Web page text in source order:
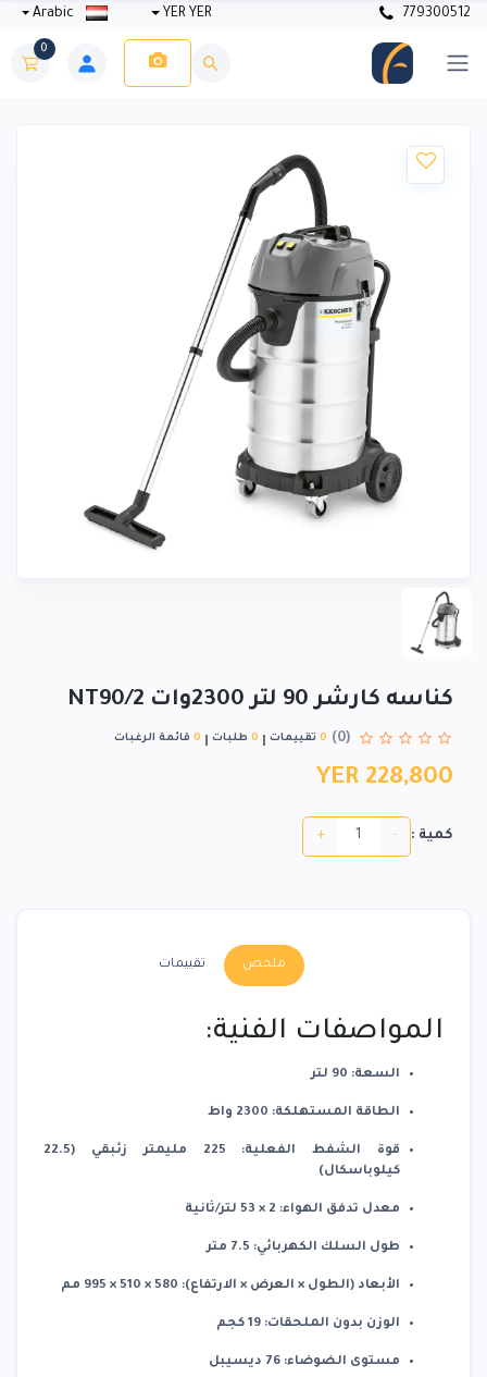
779300512
YER YER
0
كناسه كارشر 90 لتر 2300وات NT90/2
(0)
0 تقييمات 0 طلبات 0 قائمة الرغبات
YER 228,800
كمية : -
+
ملخص تقييمات
المواصفات الفنية:
السعة: 90 لتر
الطاقة المستهلكة: 2300 واط
قوة الشفط الفعلية:
225 مليمتر زئبقي (22.5
كيلوباسكال)
معدل تدفق الهواء: 2 × 53 لتر/ثانية
طول السلك الكهربائي: 7.5 متر
الأبعاد (الطول × العرض × الارتفاع): 580 × 510 × 995 مم
الوزن بدون الملحقات: 19 كجم
مستوى الضوضاء: 76 ديسيبل